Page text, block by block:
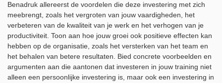
Benadruk allereerst de voordelen die deze investering met zich
meebrengt, zoals het vergroten van jouw vaardigheden, het
verbeteren van de kwaliteit van je werk en het verhogen van je
productiviteit. Toon aan hoe jouw groei ook positieve effecten kan
hebben op de organisatie, zoals het versterken van het team en
het behalen van betere resultaten. Bied concrete voorbeelden en
argumenten aan die aantonen dat investeren in jouw training niet
alleen een persoonlijke investering is, maar ook een investering in